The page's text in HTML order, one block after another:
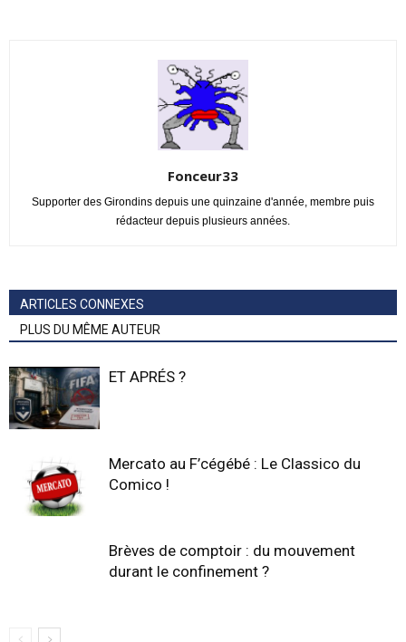
Fonceur33
Supporter des Girondins depuis une quinzaine d'année, membre puis
rédacteur depuis plusieurs années.
ARTICLES CONNEXES
PLUS DU MÊME AUTEUR
ET APRÉS ?
Mercato au F’cégébé : Le Classico du
Comico !
Brèves de comptoir : du mouvement
durant le confinement ?